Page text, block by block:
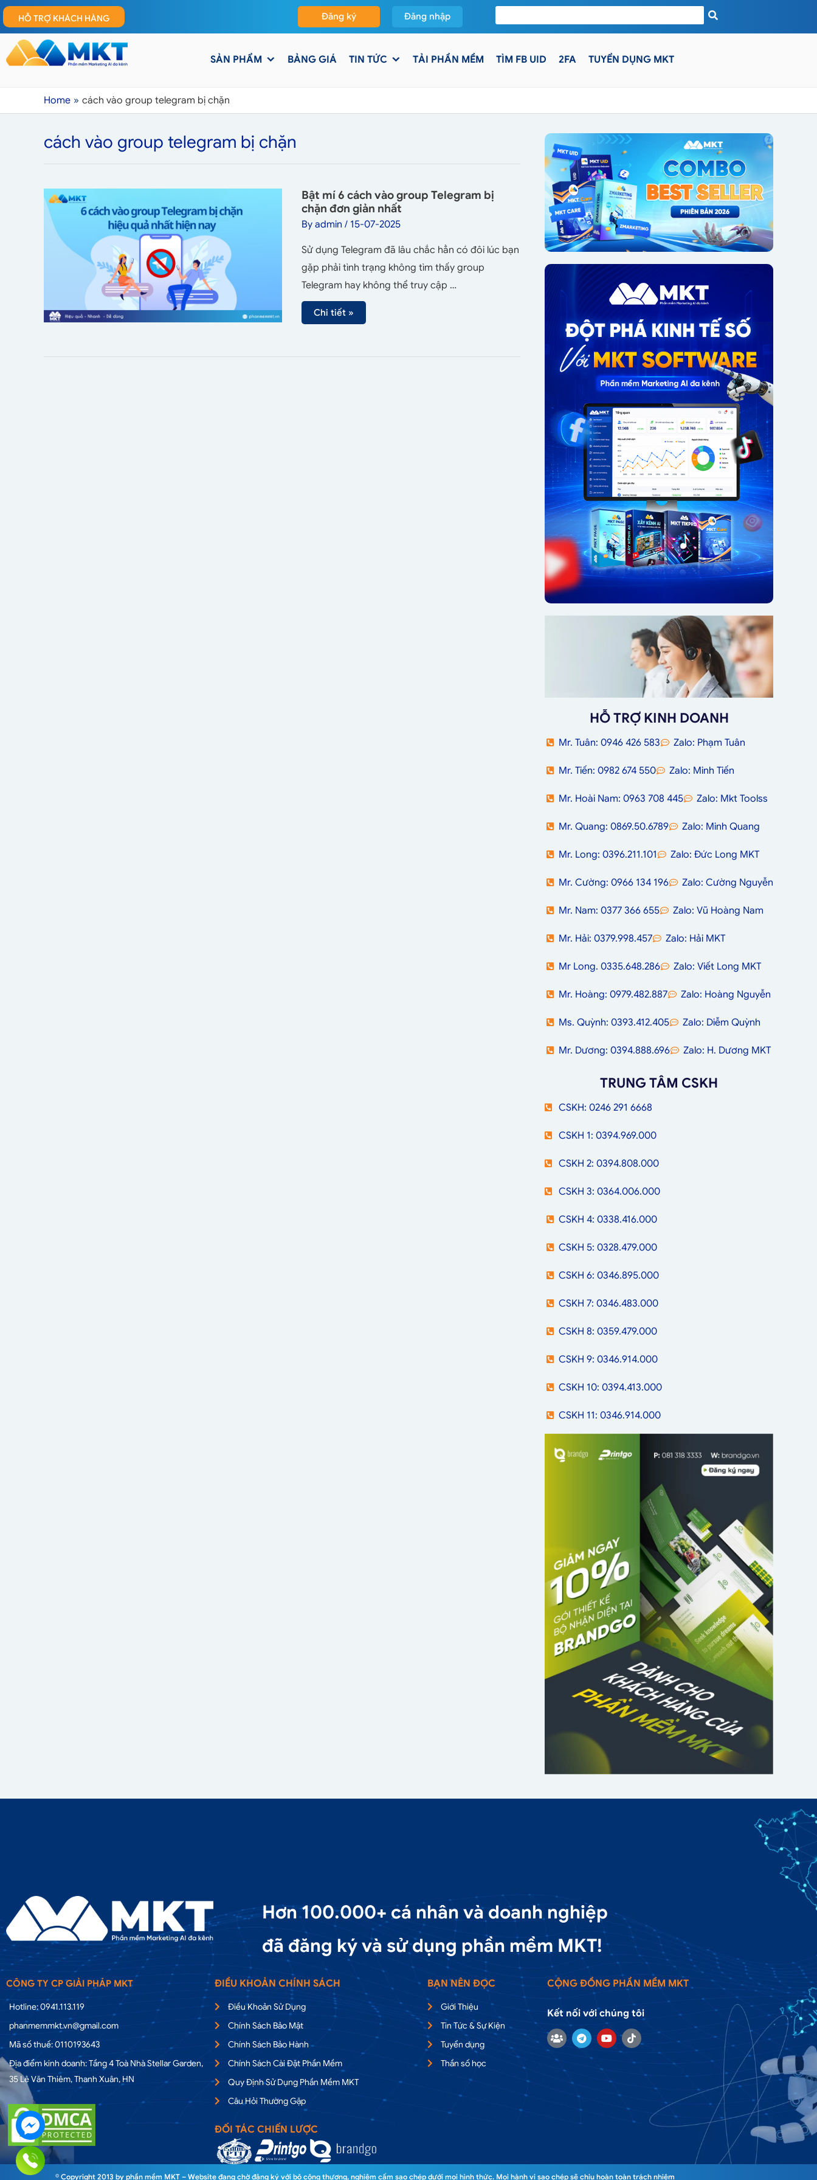
HỖ TRỢ KHÁCH HÀNG Đăng ký Đăng nhập
SẢN PHẨM BẢNG GIÁ TIN TỨC TẢI PHẦN MỀM TÌM FB UID 2FA TUYỂN DỤNG MKT
Home cách vào group telegram bị chặn
cách vào group telegram bị chặn
Bật mí 6 cách vào group Telegram bị
chặn đơn giản nhất
By admin / 15-07-2025
Sử dụng Telegram đã lâu chắc hẳn có đôi lúc bạn
gặp phải tình trạng không tìm thấy group
Telegram hay không thể truy cập …
Chi tiết »
HỖ TRỢ KINH DOANH
Mr. Tuân: 0946 426 583 Zalo: Phạm Tuân
Mr. Tiến: 0982 674 550 Zalo: Minh Tiến
Mr. Hoài Nam: 0963 708 445 Zalo: Mkt Toolss
Mr. Quang: 0869.50.6789 Zalo: Minh Quang
Mr. Long: 0396.211.101 Zalo: Đức Long MKT
Mr. Cường: 0966 134 196 Zalo: Cường Nguyễn
Mr. Nam: 0377 366 655 Zalo: Vũ Hoàng Nam
Mr. Hải: 0379.998.457 Zalo: Hải MKT
Mr Long. 0335.648.286 Zalo: Viết Long MKT
Mr. Hoàng: 0979.482.887 Zalo: Hoàng Nguyễn
Ms. Quỳnh: 0393.412.405 Zalo: Diễm Quỳnh
Mr. Dương: 0394.888.696 Zalo: H. Dương MKT
TRUNG TÂM CSKH
CSKH: 0246 291 6668
CSKH 1: 0394.969.000
CSKH 2: 0394.808.000
CSKH 3: 0364.006.000
CSKH 4: 0338.416.000
CSKH 5: 0328.479.000
CSKH 6: 0346.895.000
CSKH 7: 0346.483.000
CSKH 8: 0359.479.000
CSKH 9: 0346.914.000
CSKH 10: 0394.413.000
CSKH 11: 0346.914.000
Hơn 100.000+ cá nhân và doanh nghiệp
đã đăng ký và sử dụng phần mềm MKT!
CÔNG TY CP GIẢI PHÁP MKT
Hotline: 0941.113.119
phanmemmkt.vn@gmail.com
Mã số thuế: 0110193643
Địa điểm kinh doanh: Tầng 4 Toà Nhà Stellar Garden,
35 Lê Văn Thiêm, Thanh Xuân, HN
ĐIỀU KHOẢN CHÍNH SÁCH
Điều Khoản Sử Dụng
Chính Sách Bảo Mật
Chính Sách Bảo Hành
Chính Sách Cài Đặt Phần Mềm
Quy Định Sử Dụng Phần Mềm MKT
Câu Hỏi Thường Gặp
ĐỐI TÁC CHIẾN LƯỢC
BẠN NÊN ĐỌC
Giới Thiệu
Tin Tức & Sự Kiện
Tuyển dụng
Thần số học
CỘNG ĐỒNG PHẦN MỀM MKT
Kết nối với chúng tôi
© Copyright 2013 by phần mềm MKT – Website đang chờ đăng ký với bộ công thương, nghiêm cấm sao chép dưới mọi hình thức. Mọi hành vi sao chép sẽ chịu hoàn toàn trách nhiệm